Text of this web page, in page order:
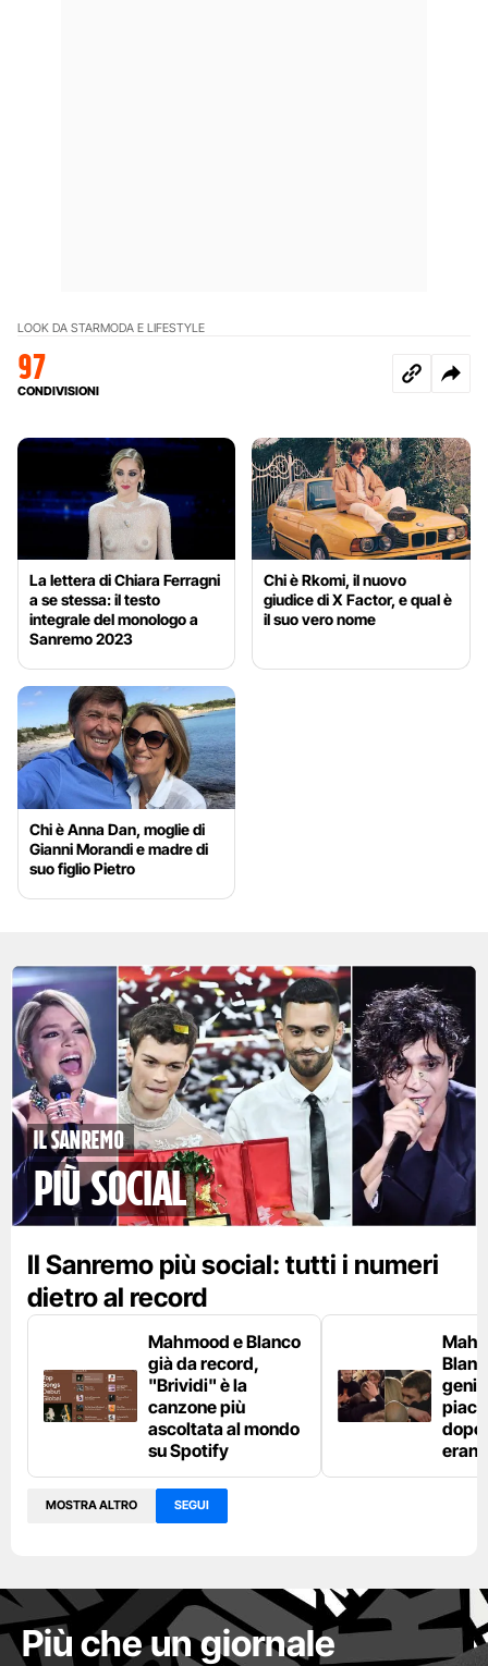
LOOK DA STARMODA E LIFESTYLE
97
CONDIVISIONI
La lettera di Chiara Ferragni
a se stessa: il testo
integrale del monologo a
Sanremo 2023
Chi è Rkomi, il nuovo
giudice di X Factor, e qual è
il suo vero nome
Chi è Anna Dan, moglie di
Gianni Morandi e madre di
suo figlio Pietro
Il Sanremo
più social
Il Sanremo più social: tutti i numeri
dietro al record
Mahmood e Blanco
già da record,
"Brividi" è la
canzone più
ascoltata al mondo
su Spotify
dopo
MOSTRA ALTRO SEGUI
Più che un giornale